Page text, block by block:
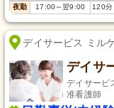
夜勤
17:00～翌9:00 120分
デイサービス ミル
デイサ
デイサービ
准看護師